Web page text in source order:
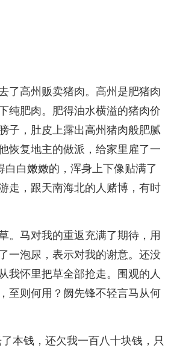
了高州贩卖猪肉。高州是肥猪肉
纯肥肉。肥得油水横溢的猪肉价
子，肚皮上露出高州猪肉般肥腻
恢复地主的做派，给家里雇了一
白白嫩嫩的，浑身上下像贴满了
走，跟天南海北的人赌博，有时
。马对我的重返充满了期待，用
一泡尿，表示对我的谢意。还没
我怀里把草全部抢走。围观的人
至则何用？阙先锋不轻言马从何
本钱，还欠我一百八十块钱，只